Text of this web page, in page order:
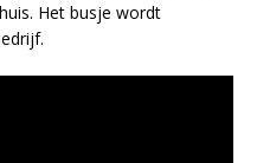
Het busje wordt